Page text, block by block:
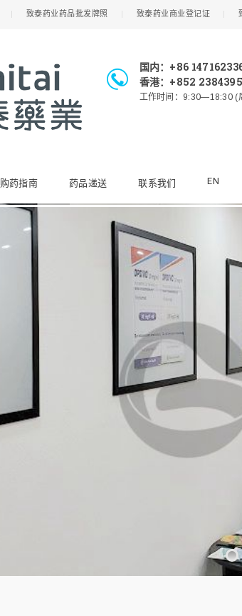
致泰药业药品批发牌照 致泰药业商业登记证
国内：+86
香港：+852
工作时间：9:30—18:30 (
购药指南 药品递送 联系我们 EN